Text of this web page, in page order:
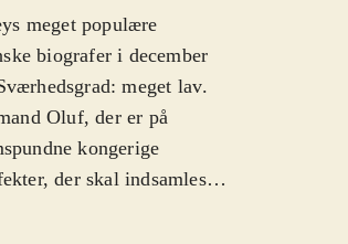
meget populære
biografer i december
meget lav.
Oluf, der er på
kongerige
der skal indsamles.